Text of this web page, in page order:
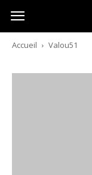
Australia-
australie.com
Accueil Valou51